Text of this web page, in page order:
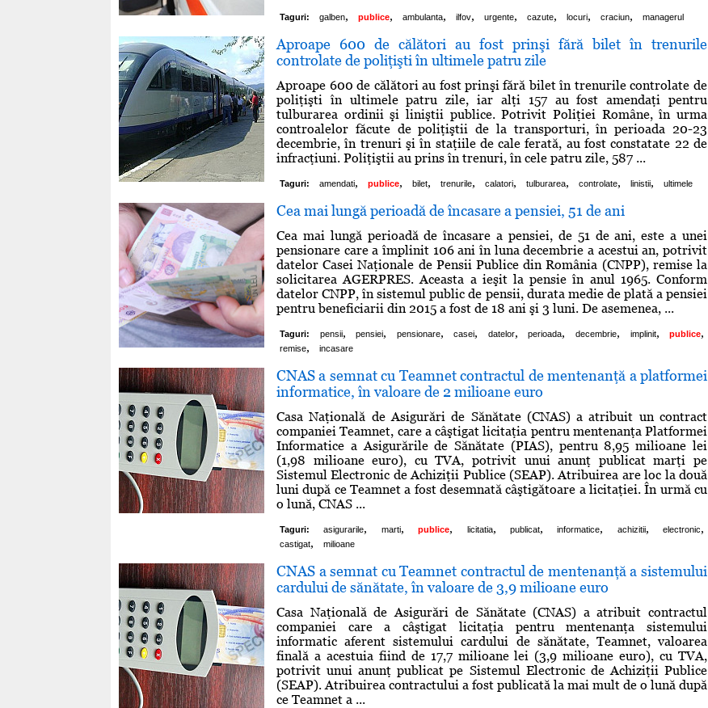
Taguri: galben, publice, ambulanta, ilfov, urgente, cazute, locuri, craciun, managerul
Aproape 600 de călători au fost prinşi fără bilet în trenurile
controlate de poliţişti în ultimele patru zile
Aproape 600 de călători au fost prinşi fără bilet în trenurile controlate de
poliţişti în ultimele patru zile, iar alţi 157 au fost amendaţi pentru
tulburarea ordinii şi liniştii publice. Potrivit Poliţiei Române, în urma
controalelor făcute de poliţiştii de la transporturi, în perioada 20-23
decembrie, în trenuri şi în staţiile de cale ferată, au fost constatate 22 de
infracţiuni. Poliţiştii au prins în trenuri, în cele patru zile, 587 ...
Taguri: amendati, publice, bilet, trenurile, calatori, tulburarea, controlate, linistii, ultimele
Cea mai lungă perioadă de încasare a pensiei, 51 de ani
Cea mai lungă perioadă de încasare a pensiei, de 51 de ani, este a unei
pensionare care a împlinit 106 ani în luna decembrie a acestui an, potrivit
datelor Casei Naţionale de Pensii Publice din România (CNPP), remise la
solicitarea AGERPRES. Aceasta a ieşit la pensie în anul 1965. Conform
datelor CNPP, în sistemul public de pensii, durata medie de plată a pensiei
pentru beneficiarii din 2015 a fost de 18 ani şi 3 luni. De asemenea, ...
Taguri: pensii, pensiei, pensionare, casei, datelor, perioada, decembrie, implinit, publice,
remise, incasare
CNAS a semnat cu Teamnet contractul de mentenanţă a platformei
informatice, în valoare de 2 milioane euro
Casa Naţională de Asigurări de Sănătate (CNAS) a atribuit un contract
companiei Teamnet, care a câştigat licitaţia pentru mentenanţa Platformei
Informatice a Asigurările de Sănătate (PIAS), pentru 8,95 milioane lei
(1,98 milioane euro), cu TVA, potrivit unui anunţ publicat marţi pe
Sistemul Electronic de Achiziţii Publice (SEAP). Atribuirea are loc la două
luni după ce Teamnet a fost desemnată câştigătoare a licitaţiei. În urmă cu
o lună, CNAS ...
Taguri: asigurarile, marti, publice, licitatia, publicat, informatice, achizitii, electronic,
castigat, milioane
CNAS a semnat cu Teamnet contractul de mentenanţă a sistemului
cardului de sănătate, în valoare de 3,9 milioane euro
Casa Naţională de Asigurări de Sănătate (CNAS) a atribuit contractul
companiei care a câştigat licitaţia pentru mentenanţa sistemului
informatic aferent sistemului cardului de sănătate, Teamnet, valoarea
finală a acestuia fiind de 17,7 milioane lei (3,9 milioane euro), cu TVA,
potrivit unui anunţ publicat pe Sistemul Electronic de Achiziţii Publice
(SEAP). Atribuirea contractului a fost publicată la mai mult de o lună după
ce Teamnet a ...